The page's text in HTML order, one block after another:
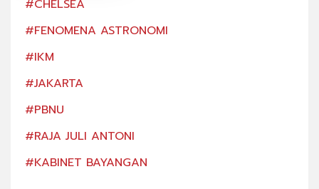
#CHELSEA
#FENOMENA ASTRONOMI
#IKM
#JAKARTA
#PBNU
#RAJA JULI ANTONI
#KABINET BAYANGAN